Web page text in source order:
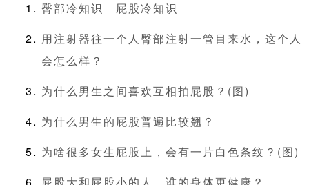
臀部冷知识
屁股冷知识
用注射器往一个人臀部注射一管目来水，这个人
会怎么样？
为什么男生之间喜欢互相拍屁股？(图)
为什么男生的屁股普遍比较翘？
为啥很多女生屁股上，会有一片白色条纹？(图)